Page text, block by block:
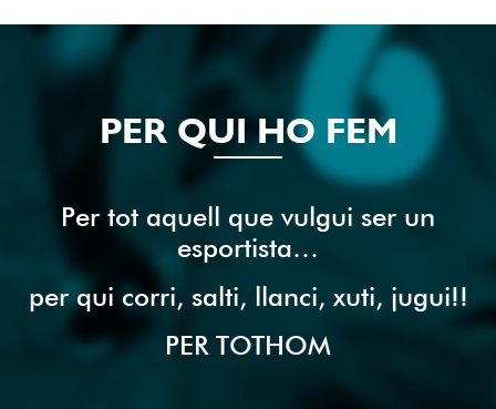
PER QUI HO FEM
Per tot aquell que vulgui ser un
esportista…
per qui corri, salti, llanci, xuti, jugui!!
PER TOTHOM